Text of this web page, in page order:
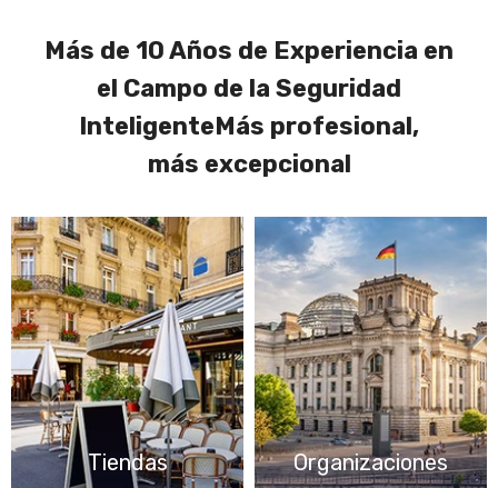
Más de 10 Años de Experiencia en
el Campo de la Seguridad
InteligenteMás profesional,
más excepcional
Tiendas Organizaciones